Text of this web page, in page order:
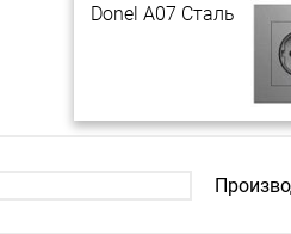
Donel A07 Сталь